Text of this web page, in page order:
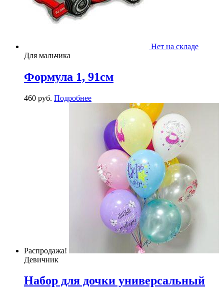
Нет на складе
Для мальчика
Формула 1, 91см
460 руб. Подробнее
Распродажа!
Девичник
Набор для дочки универсальный